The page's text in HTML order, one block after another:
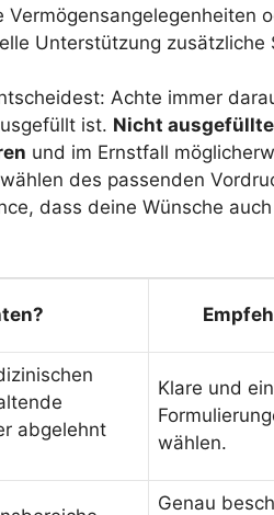
Unterstützung zusätzliche
Achte immer
ist. Nicht ausgefüllte
und im Ernstfall
des passenden
dass deine Wünsche auch
abgelehnt
Klare und
wählen.
Genau